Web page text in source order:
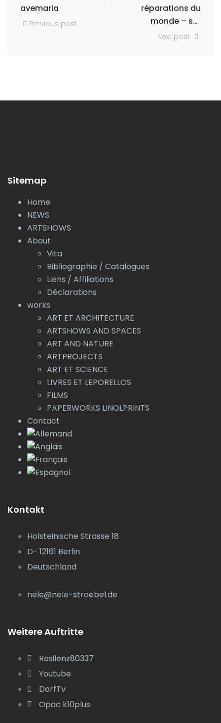
avemaria
Previous post
réparations du
monde – sur
place
Next post
Sitemap
Home
NEWS
ARTSHOWS
About
Vita
Bibliographie / Catalogues
Liens / Affiliations
Déclarations
works
ART ET ARCHITECTURE
ARTSHOWS AND SPACES
ART AND NATURE
ARTPROJECTS
ART ET SCIENCE
LIVRES ET LEPORELLOS
FILMS
PAPERWORKS LINOLPRINTS
Contact
Kontakt
Holsteinische Strasse 18
D- 12161 Berlin
Deutschland
nele@nele-stroebel.de
Weitere Auftritte
Resilenz80337
Youtube
DorfTv
Opac k10plus